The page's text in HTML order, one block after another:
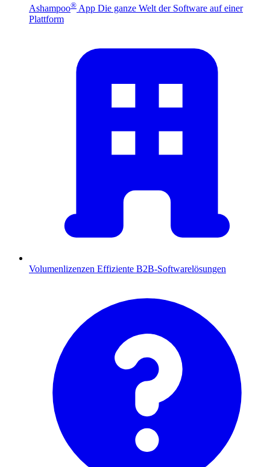
Ashampoo® App Die ganze Welt der Software auf einer
Plattform
Volumenlizenzen Effiziente B2B-Softwarelösungen